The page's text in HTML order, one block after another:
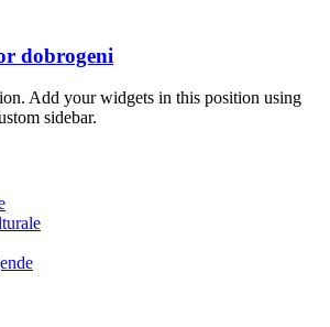
dobrogeni
Add your widgets in this position using
sidebar.